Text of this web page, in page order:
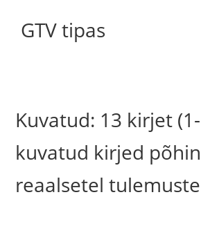
GTV tipas
Kuvatud: 13 kirjet
kuvatud kirjed
reaalsetel